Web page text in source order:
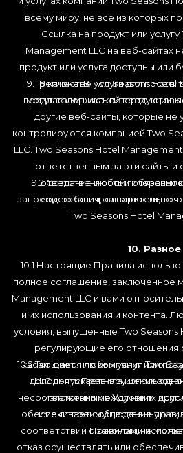
всему миру, не все из которых
Ссылка на продукт или
Management LLC на веб-сайтах
продукт или услуга доступны или
регионе. В Two Seasons Hotel
предлагаем никакой продукции,
9.1 В качестве услуги для
могут содержать
другие веб-сайты, которые не
контролируются компанией Two
LLC. Two Seasons Hotel Management
ответственным за эти сайты и
ответственность и
содержания, законности,
9.2 Создание любой
запрещено без
Two Seasons Hotel
10. Разное
10.1 Настоящие Правила
полное соглашение, заключенное
Management LLC и вами
и их использования и контента.
условия, выпущенные Two Seasons
регулирующие его отношения
касающиеся любых услуг или
дополнять Правила
несоответствия между ними,
имеют преимущественную
Правилами
10.2 Тот факт, что компания Two
LLC допускает нарушение
изложенных в Условиях
обеспечивает соблюдение прав,
соответствии с законом, не
отказ осуществлять или